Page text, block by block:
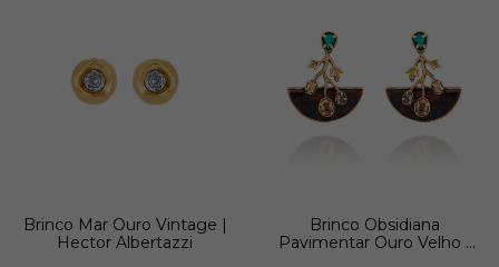
Brinco Mar Ouro Vintage |
Hector Albertazzi
Brinco Obsidiana
Pavimentar Ouro Velho |